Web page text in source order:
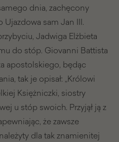
dnia, zachęcony
Ujazdowa sam Jan III.
Jadwiga Elżbieta
do stóp. Giovanni Battista
apostolskiego, będąc
tak je opisał: „Królowi
Księżniczki, siostry
u stóp swoich. Przyjął ją z
że zawsze
dla tak znamienitej